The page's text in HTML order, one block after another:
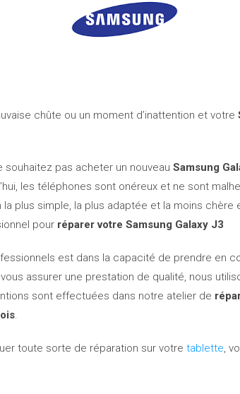
chûte ou un moment d’inattention et votre
souhaitez pas acheter un nouveau Samsung
les téléphones sont onéreux et ne sont
la plus simple, la plus adaptée et la moins chère
pour réparer votre Samsung Galaxy J3
est dans la capacité de prendre en
assurer une prestation de qualité, nous
sont effectuées dans notre atelier de
.
toute sorte de réparation sur votre tablette,